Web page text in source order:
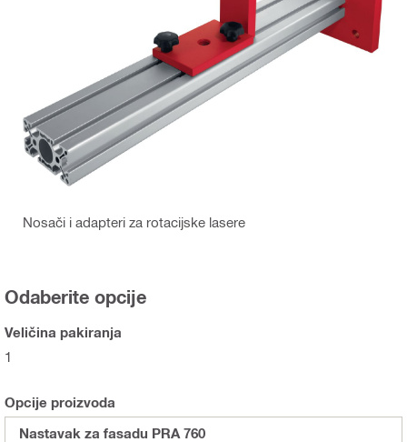
Nosači i adapteri za rotacijske lasere
Odaberite opcije
Veličina pakiranja
1
Opcije proizvoda
Nastavak za fasadu PRA 760